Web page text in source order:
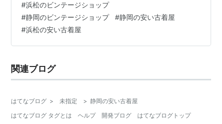
トリート、キングファミリーなどの安い大型古着屋を、1
日中見て回れる。浜松は名古屋や静岡に比べてレギュラ
ー古着が相場よりも全体的に安い印象だった。 浜松駅近
くにはセンスの良いロタリドや有名な安い古着屋カスタ
ミーコビンテージは質が高いし、とにかくセ…
#浜松のビンテージショップ
#静岡のビンテージショップ #静岡の安い古着屋
#浜松の安い古着屋
関連ブログ
はてなブログ > 未指定 > 静岡の安い古着屋
はてなブログ タグとは
ヘルプ 開発ブログ はてなブログトップ